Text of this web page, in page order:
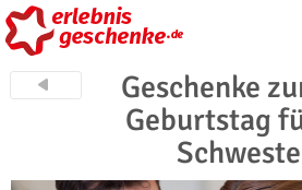
Geschenke
Geburtstag